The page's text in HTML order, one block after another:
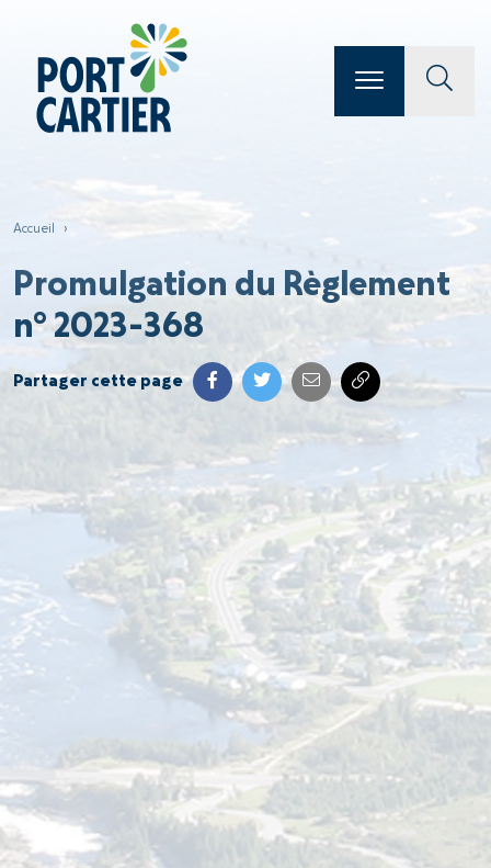
Accueil ›
Promulgation du Règlement
n° 2023-368
Partager cette page